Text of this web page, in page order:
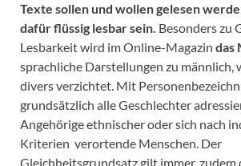
Texte sollen und wollen gelesen
dafür flüssig lesbar sein. Besonders zu
Lesbarkeit wird im Online-Magazin das
sprachliche Darstellungen zu männlich,
divers verzichtet. Mit
grundsätzlich alle Geschlechter
Angehörige ethnischer oder sich nach
Kriterien verortende Menschen. Der
Gleichheitsgrundsatz gilt immer, zudem